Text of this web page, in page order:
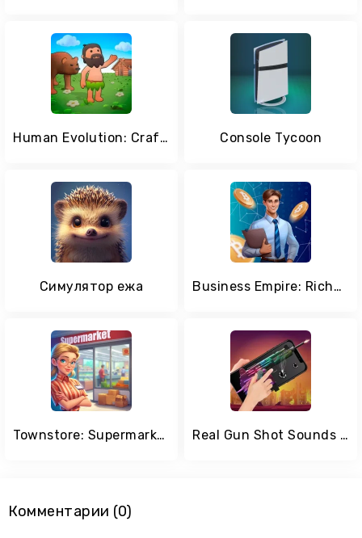
Human Evolution: Craft & Build Console Tycoon
Симулятор ежа Business Empire: RichMan
Townstore: Supermarket 3D Sim Real Gun Shot Sounds Simulator
Комментарии (0)